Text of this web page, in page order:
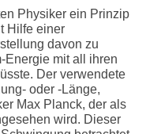
Physiker ein Prinzip
Hilfe einer
davon zu
Energie mit all ihren
Der verwendete
oder -Länge,
Max Planck, der als
wird. Dieser